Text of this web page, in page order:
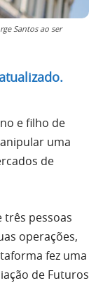
Santos ao ser
e filho de
uma
de
três pessoas
operações,
fez uma
de Futuros